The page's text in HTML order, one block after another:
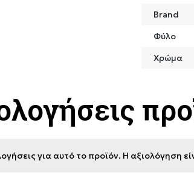
Brand
Φύλο
Χρώμα
για αυτό το προϊόν. Η αξιολόγηση